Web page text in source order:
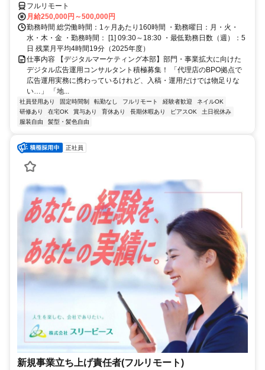
フルリモート
月給250,000円～500,000円
勤務時間 総労働時間：1ヶ月あたり160時間 ・勤務曜日：月・火・
水・木・金 ・勤務時間： [1] 09:30～18:30 ・最低勤務日数（週）：5
日 残業月平均4時間19分（2025年度）
仕事内容 【デジタルマーケティング本部】部門・事業拡大に向けた
デジタル広告運用コンサルタント積極募集！ 「代理店のBPO拠点で
広告運用実務に携わっているけれど、入稿・運用だけでは物足りな
い…」 「地...
社員登用あり 固定時間制 転勤なし フルリモート 経験者歓迎
ネイルOK
研修あり
在宅OK 賞与あり 育休あり 長期休暇あり ピアスOK
土日祝休み
服装自由
髪型・髪色自由
正社員
新規事業立ち上げ責任者(フルリモート)